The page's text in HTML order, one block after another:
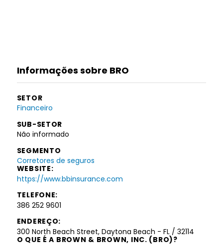
Informações sobre BRO
SETOR
Financeiro
SUB-SETOR
Não informado
SEGMENTO
Corretores de seguros
WEBSITE:
https://www.bbinsurance.com
TELEFONE:
386 252 9601
ENDEREÇO:
300 North Beach Street, Daytona Beach - FL / 32114
O QUE É A BROWN & BROWN, INC. (BRO)?